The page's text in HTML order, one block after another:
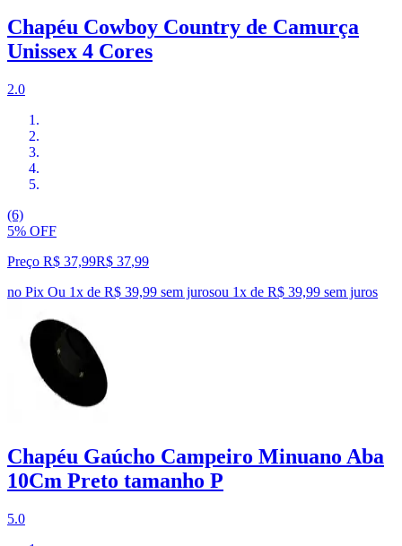
Chapéu Cowboy Country de Camurça
Unissex 4 Cores
2.0
(6)
5% OFF
Preço R$ 37,99R$ 37,99
no Pix Ou 1x de R$ 39,99 sem jurosou 1x de R$ 39,99 sem juros
Chapéu Gaúcho Campeiro Minuano Aba
10Cm Preto tamanho P
5.0